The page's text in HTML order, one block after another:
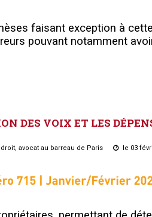
faisant exception à
pouvant notamment
DES VOIX ET LES
avocat au barreau de Paris le 03